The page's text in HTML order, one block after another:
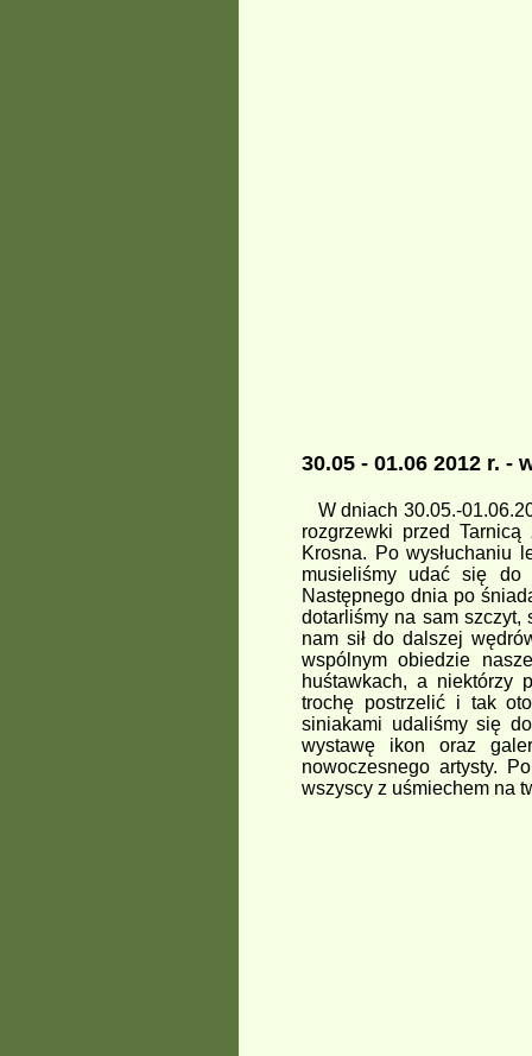
30.05 - 01.06 2012 r. -
W dniach 30.05.-
rozgrzewki przed
Krosna. Po wysłuchaniu
musieliśmy udać się do
Następnego dnia po
dotarliśmy na sam szczyt,
nam sił do dalszej
wspólnym obiedzie
huśtawkach, a niektórzy
trochę postrzelić i tak
siniakami udaliśmy się
wystawę ikon oraz
nowoczesnego artysty.
wszyscy z uśmiechem na